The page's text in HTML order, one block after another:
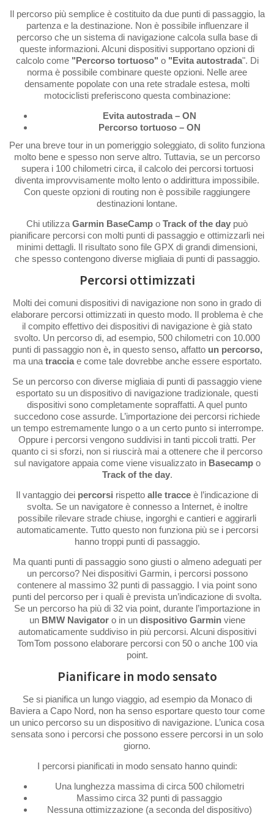
Il percorso più semplice è costituito da due punti di passaggio, la
partenza e la destinazione. Non è possibile influenzare il
percorso che un sistema di navigazione calcola sulla base di
queste informazioni. Alcuni dispositivi supportano opzioni di
calcolo come "Percorso tortuoso" o "Evita autostrada". Di
norma è possibile combinare queste opzioni. Nelle aree
densamente popolate con una rete stradale estesa, molti
motociclisti preferiscono questa combinazione:
Evita autostrada – ON
Percorso tortuoso – ON
Per una breve tour in un pomeriggio soleggiato, di solito funziona
molto bene e spesso non serve altro. Tuttavia, se un percorso
supera i 100 chilometri circa, il calcolo dei percorsi tortuosi
diventa improvvisamente molto lento o addirittura impossibile.
Con queste opzioni di routing non è possibile raggiungere
destinazioni lontane.
Chi utilizza Garmin BaseCamp o Track of the day può
pianificare percorsi con molti punti di passaggio e ottimizzarli nei
minimi dettagli. Il risultato sono file GPX di grandi dimensioni,
che spesso contengono diverse migliaia di punti di passaggio.
Percorsi ottimizzati
Molti dei comuni dispositivi di navigazione non sono in grado di
elaborare percorsi ottimizzati in questo modo. Il problema è che
il compito effettivo dei dispositivi di navigazione è già stato
svolto. Un percorso di, ad esempio, 500 chilometri con 10.000
punti di passaggio non è,in questo senso,affatto un percorso,
ma una tracciae come tale dovrebbe anche essere esportato.
Se un percorso con diverse migliaia di punti di passaggio viene
esportato su un dispositivo di navigazione tradizionale, questi
dispositivi sono completamente sopraffatti. A quel punto
succedono cose assurde. L’importazione dei percorsi richiede
un tempo estremamente lungo o a un certo punto si interrompe.
Oppure i percorsi vengono suddivisi in tanti piccoli tratti. Per
quanto ci si sforzi, non si riuscirà mai a ottenere che il percorso
sul navigatore appaia come viene visualizzato in Basecampo
Track of the day.
Il vantaggio dei percorsi rispetto alle tracce è l’indicazione di
svolta. Se un navigatore è connesso a Internet, è inoltre
possibile rilevare strade chiuse, ingorghi e cantieri e aggirarli
automaticamente. Tutto questo non funziona più se i percorsi
hanno troppi punti di passaggio.
Ma quanti punti di passaggio sono giusti o almeno adeguati per
un percorso? Nei dispositivi Garmin, i percorsi possono
contenere al massimo 32 punti di passaggio. I via point sono
punti del percorso per i quali è prevista un’indicazione di svolta.
Se un percorso ha più di 32 via point, durante l’importazione in
un BMW Navigatoro in un dispositivo Garminviene
automaticamente suddiviso in più percorsi. Alcuni dispositivi
TomTom possono elaborare percorsi con 50 o anche 100 via
point.
Pianificare in modo sensato
Se si pianifica un lungo viaggio, ad esempio da Monaco di
Baviera a Capo Nord, non ha senso esportare questo tour come
un unico percorso su un dispositivo di navigazione. L’unica cosa
sensata sono i percorsi che possono essere percorsi in un solo
giorno.
I percorsi pianificati in modo sensato hanno quindi:
Una lunghezza massima di circa 500 chilometri
Massimo circa 32 punti di passaggio
Nessuna ottimizzazione (a seconda del dispositivo)